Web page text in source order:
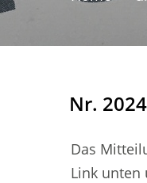
Nr.
Das
Link unten